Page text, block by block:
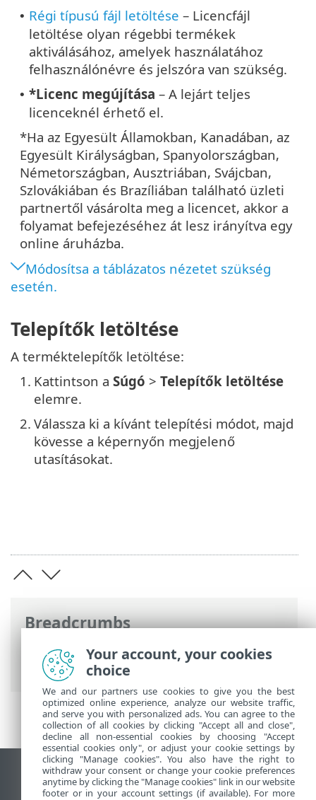
Breadcrumbs
ESET Online súgó>ESET Business
Account >Indítás
• Régi típusú fájl letöltése – Licencfájl
letöltése olyan régebbi termékek
aktiválásához, amelyek használatához
felhasználónévre és jelszóra van szükség.
• *Licenc megújítása – A lejárt teljes
licenceknél érhető el.
*Ha az Egyesült Államokban, Kanadában, az
Egyesült Királyságban, Spanyolországban,
Németországban, Ausztriában, Svájcban,
Szlovákiában és Brazíliában található üzleti
partnertől vásárolta meg a licencet, akkor a
folyamat befejezéséhez át lesz irányítva egy
online áruházba.
Módosítsa a táblázatos nézetet szükség
esetén.
Telepítők letöltése
A terméktelepítők letöltése:
1. Kattintson a Súgó > Telepítők letöltése
elemre.
2. Válassza ki a kívánt telepítési módot, majd
kövesse a képernyőn megjelenő
utasításokat.
Asztali webhely megtekintése
End of Life
Your account, your cookies
choice
We and our partners use cookies to give you the best
optimized online experience, analyze our website traffic,
and serve you with personalized ads. You can agree to the
collection of all cookies by clicking "Accept all and close",
decline all non-essential cookies by choosing "Accept
essential cookies only", or adjust your cookie settings by
clicking "Manage cookies". You also have the right to
withdraw your consent or change your cookie preferences
anytime by clicking the "Manage cookies" link in our website
footer or in your account settings (if available). For more